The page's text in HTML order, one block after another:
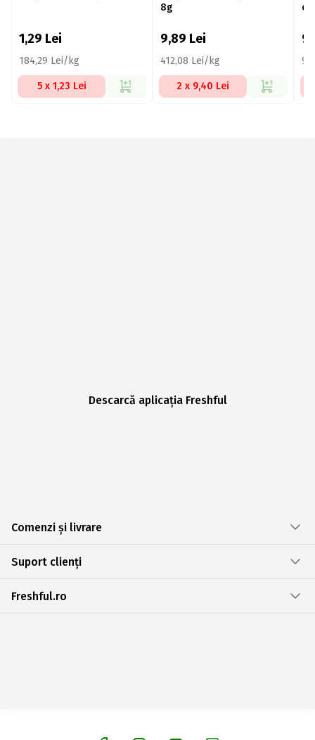
1,29 Lei
184,29 Lei/kg
5 x 1,23 Lei
8g
9,89 Lei
412,08 Lei/kg
2 x 9,40 Lei
Descarcă aplicația Freshful
Comenzi și livrare
Suport clienți
Freshful.ro